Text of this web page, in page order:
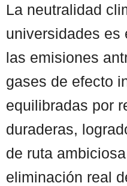
La neutralidad
universidades es
las emisiones
gases de efecto
equilibradas por
duraderas,
de ruta
eliminación real